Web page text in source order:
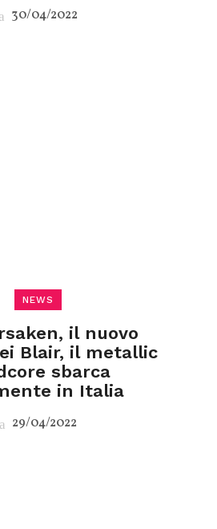
30/04/2022
NEWS
il nuovo
Blair, il metallic
sbarca
in Italia
29/04/2022